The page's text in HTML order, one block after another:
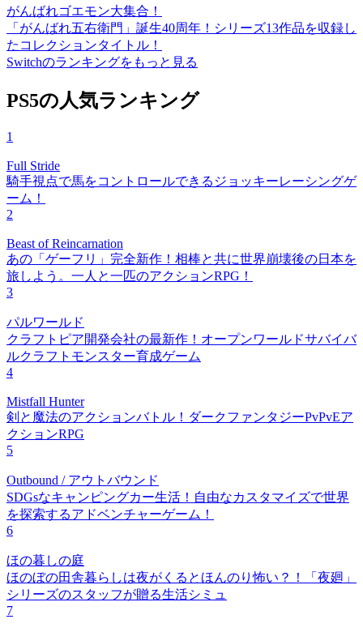
がんばれゴエモン大集合！
「がんばれ五右衛門」誕生40周年！シリーズ13作品を収録し
たコレクションタイトル！
Switchのランキングをもっと見る
PS5の人気ランキング
1
Full Stride
騎手視点で馬をコントロールできるジョッキーレーシングゲ
ーム！
2
Beast of Reincarnation
あの「ゲーフリ」完全新作！相棒と共に世界崩壊後の日本を
旅しよう。一人と一匹のアクションRPG！
3
パルワールド
クラフトピア開発会社の最新作！オープンワールドサバイバ
ルクラフトモンスター育成ゲーム
4
Mistfall Hunter
剣と魔法のアクションバトル！ダークファンタジーPvPvEア
クションRPG
5
Outbound / アウトバウンド
SDGsなキャンピングカー生活！自由なカスタマイズで世界
を探索するアドベンチャーゲーム！
6
ほの暮しの庭
ほのぼの田舎暮らしは夜がくるとほんのり怖い？！「夜廻」
シリーズのスタッフが贈る生活シミュ
7